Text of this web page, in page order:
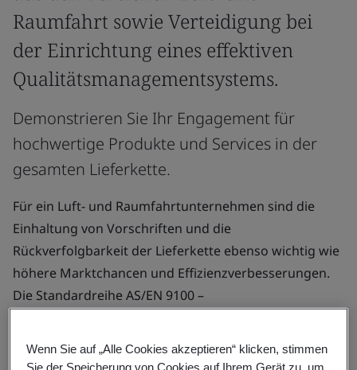
Raumfahrt sowie Verteidigung bei
der Einrichtung eines effektiven
Qualitätsmanagementsystems.
Demonstrieren Sie Ihr Engagement für
hochwertige Produkte und Services in der
gesamten Lieferkette.
Für ein Luft- und Raumfahrtunternehmen sind die
Einhaltung von Vorschriften und die
Rückverfolgbarkeit der Lieferkette ebenso wichtig wie
höhere Marktchancen und Effizienzverbesserungen.
Die Standardreihe AS/EN 9100 –
Wenn Sie auf „Alle Cookies akzeptieren“ klicken, stimmen
Sie der Speicherung von Cookies auf Ihrem Gerät zu, um